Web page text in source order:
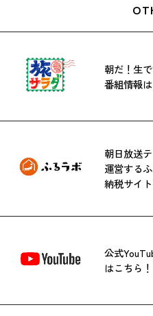
朝だ！生
番組情報
朝日放送
運営する
納税サイト
公式
はこちら！